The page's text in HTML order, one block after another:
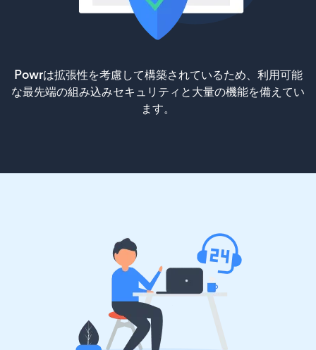
Powrは拡張性を考慮して構築されているため、利用可能
な最先端の組み込みセキュリティと大量の機能を備えてい
ます。